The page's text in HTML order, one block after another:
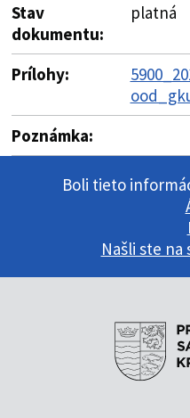
Stav
dokumentu:
platná
Prílohy:
Poznámka:
Boli tieto
Našli ste